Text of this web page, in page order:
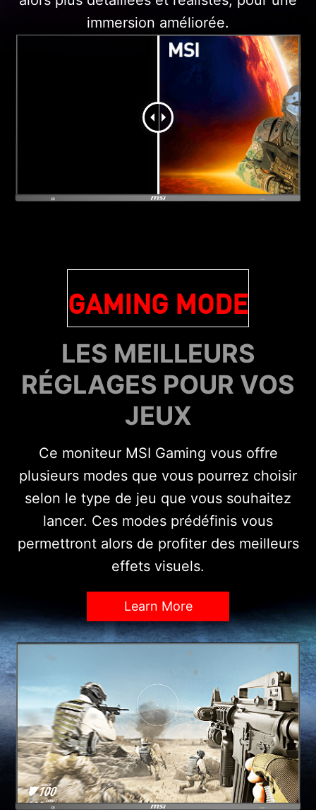
immersion améliorée.
GAMING MODE
LES MEILLEURS
RÉGLAGES POUR VOS
JEUX
Ce moniteur MSI Gaming vous offre
plusieurs modes que vous pourrez choisir
selon le type de jeu que vous souhaitez
lancer. Ces modes prédéfinis vous
permettront alors de profiter des meilleurs
effets visuels.
Learn More